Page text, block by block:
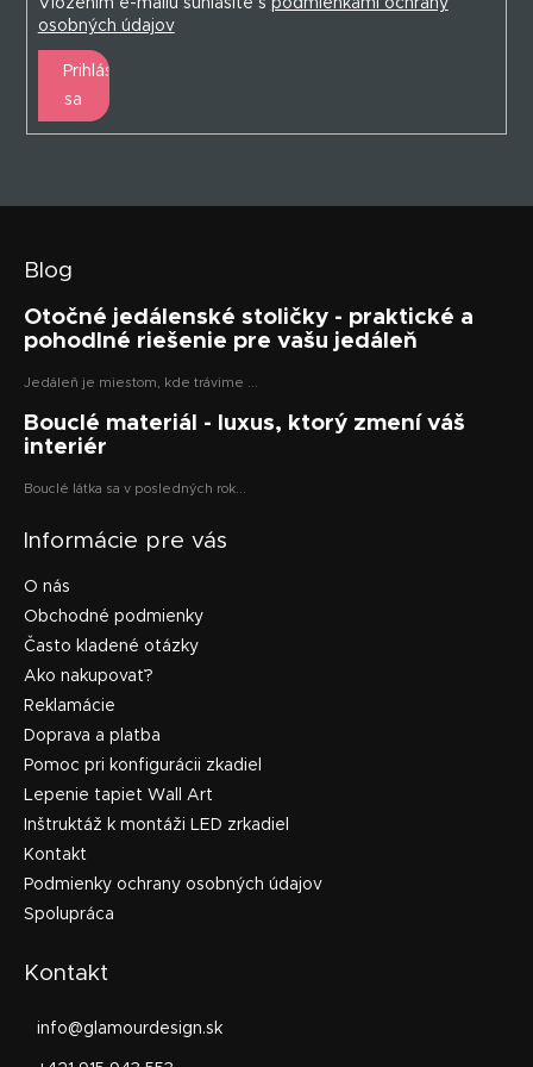
Vložením e-mailu súhlasíte s podmienkami ochrany
osobných údajov
Prihlásiť
sa
Blog
Otočné jedálenské stoličky - praktické a
pohodlné riešenie pre vašu jedáleň
Jedáleň je miestom, kde trávime ...
Bouclé materiál - luxus, ktorý zmení váš
interiér
Bouclé látka sa v posledných rok...
Informácie pre vás
O nás
Obchodné podmienky
Často kladené otázky
Ako nakupovať?
Reklamácie
Doprava a platba
Pomoc pri konfigurácii zkadiel
Lepenie tapiet Wall Art
Inštruktáž k montáži LED zrkadiel
Kontakt
Podmienky ochrany osobných údajov
Spolupráca
Kontakt
info@glamourdesign.sk